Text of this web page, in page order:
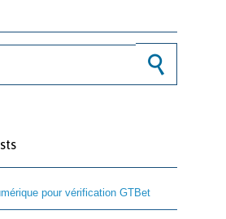
pour vérification GTBet